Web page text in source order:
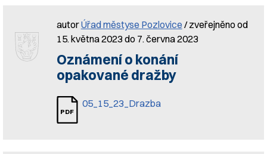
autorÚřad městyse Pozlovice / zveřejněno od
15. května 2023 do 7. června 2023
Oznámení o konání
opakované dražby
05_15_23_Drazba